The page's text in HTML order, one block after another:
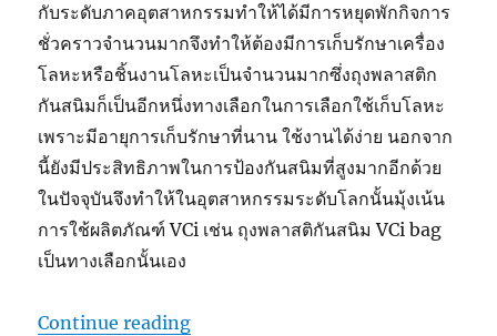
กับระดับภาคอุตสาหกรรมทำให้ได้มีการหยุดพักกิจการ
ชั่วคราวจำนวนมากจึงทำให้ต้องมีการเก็บรักษาเครื่อง
โลหะหรือชิ้นงานโลหะเป็นจำนวนมากซึ่งถุงพลาสติก
กันสนิมก็เป็นอีกหนึ่งทางเลือกในการเลือกใช้เก็บโลหะ
เพราะมีอายุการเก็บรักษาที่นาน ใช้งานได้ง่าย นอกจาก
นี้ยังมีประสิทธิภาพในการป้องกันสนิมที่สูงมากอีกด้วย
ในปัจจุบันจึงทำให้ในอุตสาหกรรมระดับโลกนั้นมุ้งเน้น
การใช้ผลิตภัณฑ์ VCi เช่น ถุงพลาสติกันสนิม VCi bag
เป็นทางเลือกนั้นเอง
Continue reading“ถุงพลาสติกกันสนิมเหมาะสำหรับการเ